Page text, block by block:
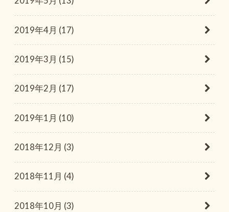
2019年4月 (17)
2019年3月 (15)
2019年2月 (17)
2019年1月 (10)
2018年12月 (3)
2018年11月 (4)
2018年10月 (3)